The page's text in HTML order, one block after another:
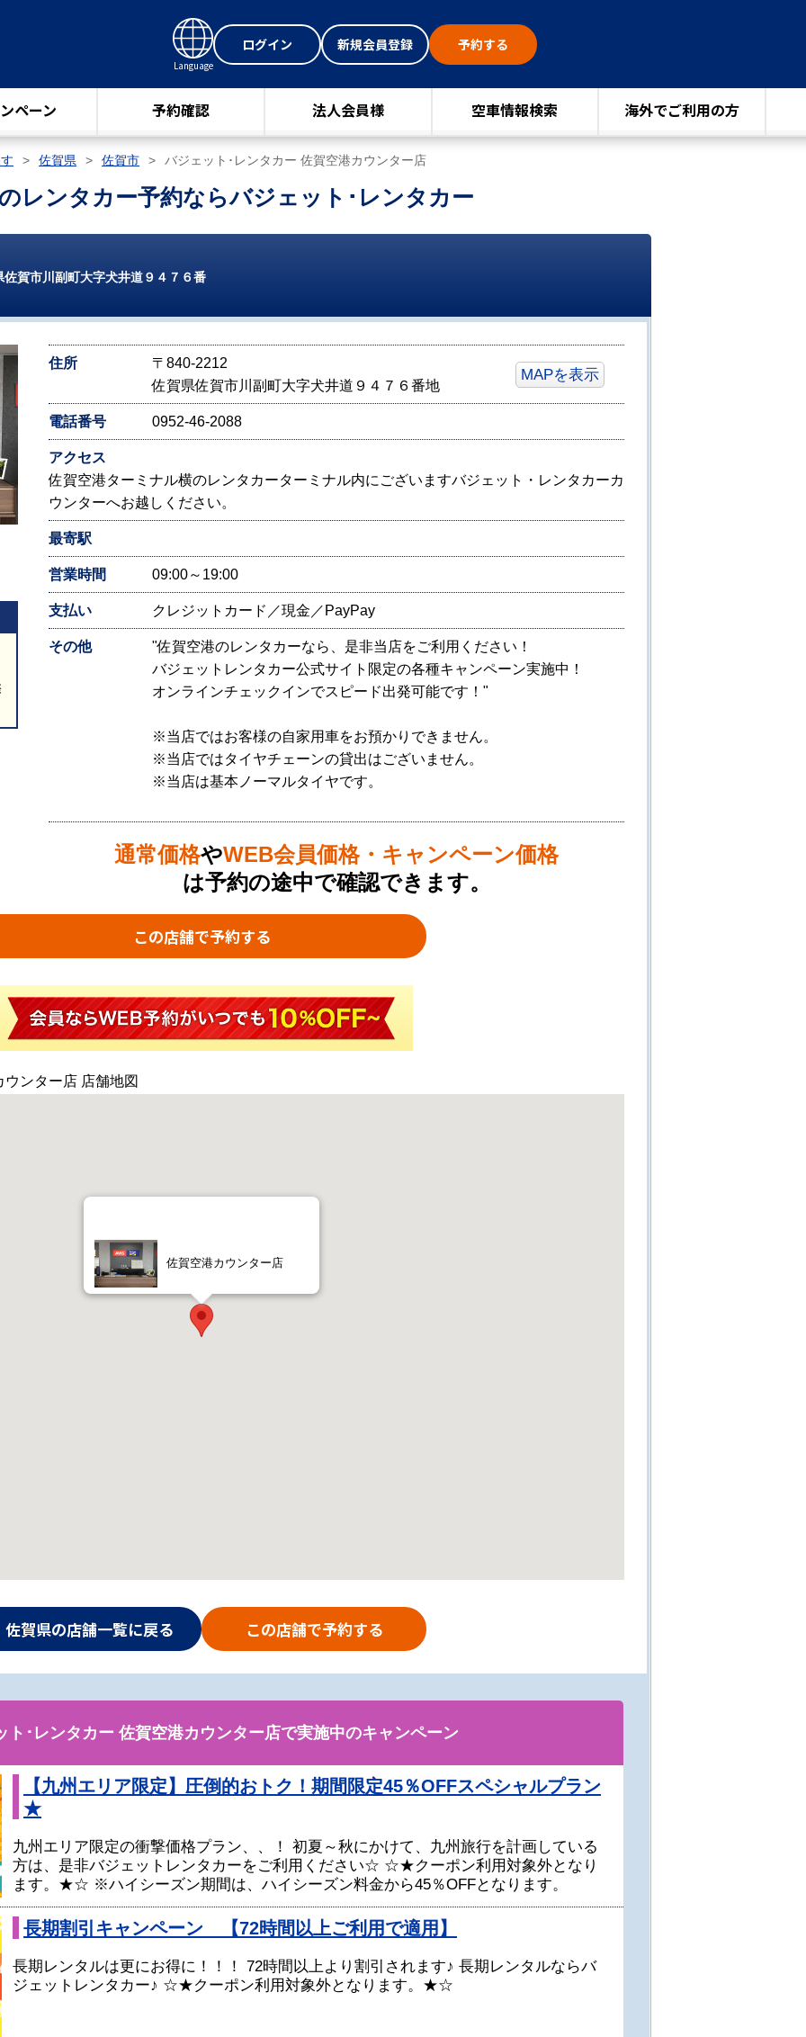
Language
ログイン 新規会員登録 予約する
ペーン 予約確認 法人会員様 空車情報検索 海外でご利用の方
佐賀県 佐賀市 バジェット･レンタカー 佐賀空港カウンター店
レンタカー予約ならバジェット･レンタカー
佐賀市川副町大字犬井道９４７６番
住所
〒840-2212
佐賀県佐賀市川副町大字犬井道９４７６番地
MAPを表示
電話番号 0952-46-2088
アクセス
佐賀空港ターミナル横のレンタカーターミナル内にございますバジェット・レンタカーカ
ウンターへお越しください。
最寄駅
営業時間 09:00～19:00
支払い クレジットカード／現金／PayPay
その他
"佐賀空港のレンタカーなら、是非当店をご利用ください！
バジェットレンタカー公式サイト限定の各種キャンペーン実施中！
オンラインチェックインでスピード出発可能です！"
※当店ではお客様の自家用車をお預かりできません。
※当店ではタイヤチェーンの貸出はございません。
※当店は基本ノーマルタイヤです。
通常価格やWEB会員価格・キャンペーン価格
は予約の途中で確認できます。
この店舗で予約する
ンター店 店舗地図
佐賀空港カウンター店
佐賀県の店舗一覧に戻る この店舗で予約する
ト･レンタカー 佐賀空港カウンター店で実施中のキャンペーン
【九州エリア限定】圧倒的おトク！期間限定45％OFFスペシャルプラン
★
九州エリア限定の衝撃価格プラン、、！ 初夏～秋にかけて、九州旅行を計画している
方は、是非バジェットレンタカーをご利用ください☆ ☆★クーポン利用対象外となり
ます。★☆ ※ハイシーズン期間は、ハイシーズン料金から45％OFFとなります。
長期割引キャンペーン 【72時間以上ご利用で適用】
長期レンタルは更にお得に！！！ 72時間以上より割引されます♪ 長期レンタルならバ
ジェットレンタカー♪ ☆★クーポン利用対象外となります。★☆